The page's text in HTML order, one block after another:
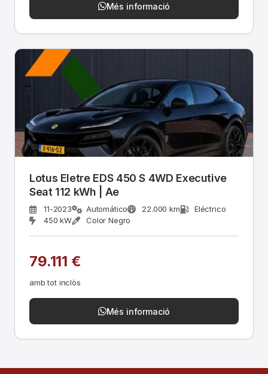
Més informació
Lotus Eletre EDS 450 S 4WD Executive
Seat 112 kWh | Ae
11-2023 Automático 22.000 km
Eléctrico
450 kW
Color Negro
79.111 €
amb tot inclòs
Més informació